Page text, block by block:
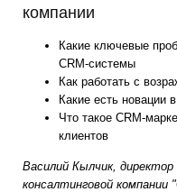
компании
Какие ключевые
СRM-системы
Как работать с
Какие есть новации
Что такое CRM-
клиентов
Василий Кылчик,
консалтинговой компании